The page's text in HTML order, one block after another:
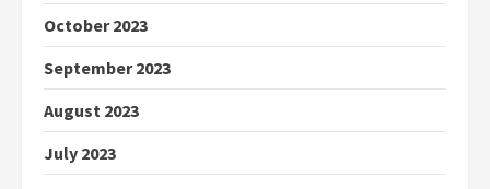
October 2023
September 2023
August 2023
July 2023